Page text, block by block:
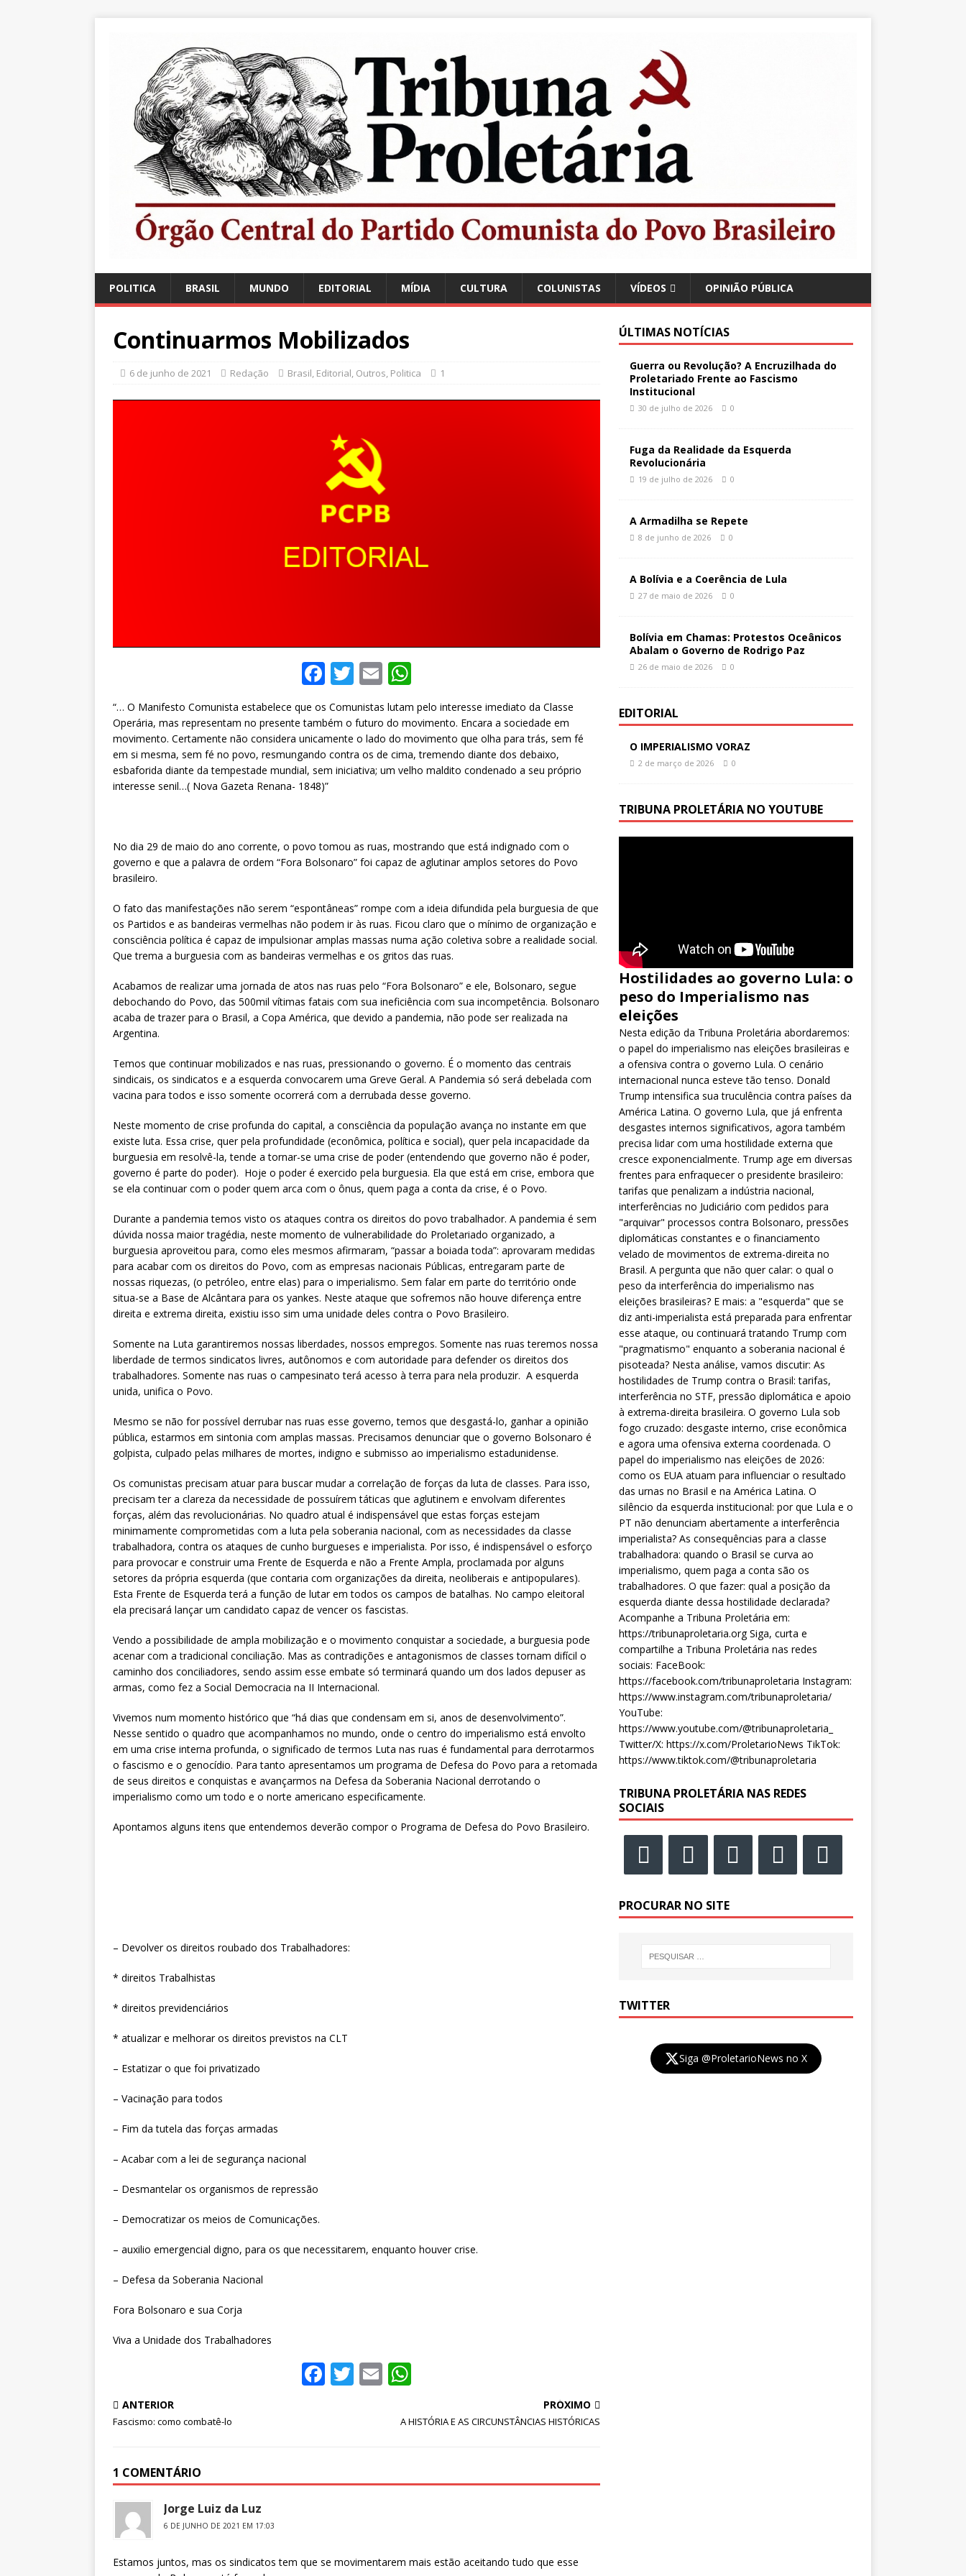
POLITICA BRASIL MUNDO EDITORIAL MÍDIA CULTURA COLUNISTAS VÍDEOS OPINIÃO PÚBLICA
Continuarmos Mobilizados
6 de junho de 2021 Redação Brasil, Editorial, Outros, Politica 1
F
a
c
e
b
T
w
it
te
r
E
m
ai
l
h
at
s
A
“… O Manifesto Comunista estabelece que os Comunistas lutam pelo interesse imediato da Classe
Operária, mas representam no presente também o futuro do movimento. Encara a sociedade em
movimento. Certamente não considera unicamente o lado do movimento que olha para trás, sem fé
em si mesma, sem fé no povo, resmungando contra os de cima, tremendo diante dos debaixo,
esbaforida diante da tempestade mundial, sem iniciativa; um velho maldito condenado a seu próprio
interesse senil…( Nova Gazeta Renana- 1848)”
No dia 29 de maio do ano corrente, o povo tomou as ruas, mostrando que está indignado com o
governo e que a palavra de ordem “Fora Bolsonaro” foi capaz de aglutinar amplos setores do Povo
brasileiro.
O fato das manifestações não serem “espontâneas” rompe com a ideia difundida pela burguesia de que
os Partidos e as bandeiras vermelhas não podem ir às ruas. Ficou claro que o mínimo de organização e
consciência política é capaz de impulsionar amplas massas numa ação coletiva sobre a realidade social.
Que trema a burguesia com as bandeiras vermelhas e os gritos das ruas.
Acabamos de realizar uma jornada de atos nas ruas pelo “Fora Bolsonaro” e ele, Bolsonaro, segue
debochando do Povo, das 500mil vítimas fatais com sua ineficiência com sua incompetência. Bolsonaro
acaba de trazer para o Brasil, a Copa América, que devido a pandemia, não pode ser realizada na
Argentina.
Temos que continuar mobilizados e nas ruas, pressionando o governo. É o momento das centrais
sindicais, os sindicatos e a esquerda convocarem uma Greve Geral. A Pandemia só será debelada com
vacina para todos e isso somente ocorrerá com a derrubada desse governo.
Neste momento de crise profunda do capital, a consciência da população avança no instante em que
existe luta. Essa crise, quer pela profundidade (econômica, política e social), quer pela incapacidade da
burguesia em resolvê-la, tende a tornar-se uma crise de poder (entendendo que governo não é poder,
governo é parte do poder). Hoje o poder é exercido pela burguesia. Ela que está em crise, embora que
se ela continuar com o poder quem arca com o ônus, quem paga a conta da crise, é o Povo.
Durante a pandemia temos visto os ataques contra os direitos do povo trabalhador. A pandemia é sem
dúvida nossa maior tragédia, neste momento de vulnerabilidade do Proletariado organizado, a
burguesia aproveitou para, como eles mesmos afirmaram, “passar a boiada toda”: aprovaram medidas
para acabar com os direitos do Povo, com as empresas nacionais Públicas, entregaram parte de
nossas riquezas, (o petróleo, entre elas) para o imperialismo. Sem falar em parte do território onde
situa-se a Base de Alcântara para os yankes. Neste ataque que sofremos não houve diferença entre
direita e extrema direita, existiu isso sim uma unidade deles contra o Povo Brasileiro.
Somente na Luta garantiremos nossas liberdades, nossos empregos. Somente nas ruas teremos nossa
liberdade de termos sindicatos livres, autônomos e com autoridade para defender os direitos dos
trabalhadores. Somente nas ruas o campesinato terá acesso à terra para nela produzir. A esquerda
unida, unifica o Povo.
Mesmo se não for possível derrubar nas ruas esse governo, temos que desgastá-lo, ganhar a opinião
pública, estarmos em sintonia com amplas massas. Precisamos denunciar que o governo Bolsonaro é
golpista, culpado pelas milhares de mortes, indigno e submisso ao imperialismo estadunidense.
Os comunistas precisam atuar para buscar mudar a correlação de forças da luta de classes. Para isso,
precisam ter a clareza da necessidade de possuírem táticas que aglutinem e envolvam diferentes
forças, além das revolucionárias. No quadro atual é indispensável que estas forças estejam
minimamente comprometidas com a luta pela soberania nacional, com as necessidades da classe
trabalhadora, contra os ataques de cunho burgueses e imperialista. Por isso, é indispensável o esforço
para provocar e construir uma Frente de Esquerda e não a Frente Ampla, proclamada por alguns
setores da própria esquerda (que contaria com organizações da direita, neoliberais e antipopulares).
Esta Frente de Esquerda terá a função de lutar em todos os campos de batalhas. No campo eleitoral
ela precisará lançar um candidato capaz de vencer os fascistas.
Vendo a possibilidade de ampla mobilização e o movimento conquistar a sociedade, a burguesia pode
acenar com a tradicional conciliação. Mas as contradições e antagonismos de classes tornam difícil o
caminho dos conciliadores, sendo assim esse embate só terminará quando um dos lados depuser as
armas, como fez a Social Democracia na II Internacional.
Vivemos num momento histórico que “há dias que condensam em si, anos de desenvolvimento”.
Nesse sentido o quadro que acompanhamos no mundo, onde o centro do imperialismo está envolto
em uma crise interna profunda, o significado de termos Luta nas ruas é fundamental para derrotarmos
o fascismo e o genocídio. Para tanto apresentamos um programa de Defesa do Povo para a retomada
de seus direitos e conquistas e avançarmos na Defesa da Soberania Nacional derrotando o
imperialismo como um todo e o norte americano especificamente.
Apontamos alguns itens que entendemos deverão compor o Programa de Defesa do Povo Brasileiro.
– Devolver os direitos roubado dos Trabalhadores:
* direitos Trabalhistas
* direitos previdenciários
* atualizar e melhorar os direitos previstos na CLT
– Estatizar o que foi privatizado
– Vacinação para todos
– Fim da tutela das forças armadas
– Acabar com a lei de segurança nacional
– Desmantelar os organismos de repressão
– Democratizar os meios de Comunicações.
– auxilio emergencial digno, para os que necessitarem, enquanto houver crise.
– Defesa da Soberania Nacional
Fora Bolsonaro e sua Corja
Viva a Unidade dos Trabalhadores
F
o
T E
ai at
p
ANTERIOR
Fascismo: como combatê-lo
PRÓXIMO
A HISTÓRIA E AS CIRCUNSTÂNCIAS HISTÓRICAS
1 COMENTÁRIO
Jorge Luiz da Luz
6 DE JUNHO DE 2021 EM 17:03
Estamos juntos, mas os sindicatos tem que se movimentarem mais estão aceitando tudo que esse
ÚLTIMAS NOTÍCIAS
Guerra ou Revolução? A Encruzilhada do
Proletariado Frente ao Fascismo
Institucional
30 de julho de 2026 0
Fuga da Realidade da Esquerda
Revolucionária
19 de julho de 2026 0
A Armadilha se Repete
8 de junho de 2026 0
A Bolívia e a Coerência de Lula
27 de maio de 2026 0
Bolívia em Chamas: Protestos Oceânicos
Abalam o Governo de Rodrigo Paz
26 de maio de 2026 0
EDITORIAL
O IMPERIALISMO VORAZ
2 de março de 2026 0
TRIBUNA PROLETÁRIA NO YOUTUBE
Hostilidades ao governo Lula: o
peso do Imperialismo nas
eleições
Nesta edição da Tribuna Proletária abordaremos:
o papel do imperialismo nas eleições brasileiras e
a ofensiva contra o governo Lula. O cenário
internacional nunca esteve tão tenso. Donald
Trump intensifica sua truculência contra países da
América Latina. O governo Lula, que já enfrenta
desgastes internos significativos, agora também
precisa lidar com uma hostilidade externa que
cresce exponencialmente. Trump age em diversas
frentes para enfraquecer o presidente brasileiro:
tarifas que penalizam a indústria nacional,
interferências no Judiciário com pedidos para
"arquivar" processos contra Bolsonaro, pressões
diplomáticas constantes e o financiamento
velado de movimentos de extrema-direita no
Brasil. A pergunta que não quer calar: o qual o
peso da interferência do imperialismo nas
eleições brasileiras? E mais: a "esquerda" que se
diz anti-imperialista está preparada para enfrentar
esse ataque, ou continuará tratando Trump com
"pragmatismo" enquanto a soberania nacional é
pisoteada? Nesta análise, vamos discutir: As
hostilidades de Trump contra o Brasil: tarifas,
interferência no STF, pressão diplomática e apoio
à extrema-direita brasileira. O governo Lula sob
fogo cruzado: desgaste interno, crise econômica
e agora uma ofensiva externa coordenada. O
papel do imperialismo nas eleições de 2026:
como os EUA atuam para influenciar o resultado
das urnas no Brasil e na América Latina. O
silêncio da esquerda institucional: por que Lula e o
PT não denunciam abertamente a interferência
imperialista? As consequências para a classe
trabalhadora: quando o Brasil se curva ao
imperialismo, quem paga a conta são os
trabalhadores. O que fazer: qual a posição da
esquerda diante dessa hostilidade declarada?
Acompanhe a Tribuna Proletária em:
https://tribunaproletaria.org Siga, curta e
compartilhe a Tribuna Proletária nas redes
sociais: FaceBook:
https://facebook.com/tribunaproletaria Instagram:
https://www.instagram.com/tribunaproletaria/
YouTube:
https://www.youtube.com/@tribunaproletaria_
Twitter/X: https://x.com/ProletarioNews TikTok:
https://www.tiktok.com/@tribunaproletaria
TRIBUNA PROLETÁRIA NAS REDES
SOCIAIS
PROCURAR NO SITE
TWITTER
Siga @ProletarioNews no X